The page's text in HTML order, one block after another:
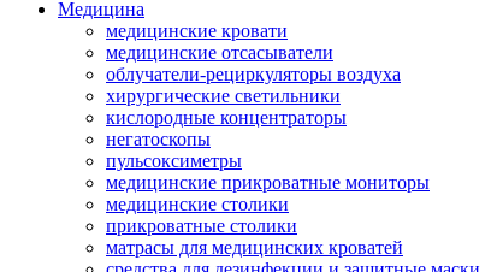
Медицина
медицинские кровати
медицинские отсасыватели
облучатели-рециркуляторы воздуха
хирургические светильники
кислородные концентраторы
негатоскопы
пульсоксиметры
медицинские прикроватные мониторы
медицинские столики
прикроватные столики
матрасы для медицинских кроватей